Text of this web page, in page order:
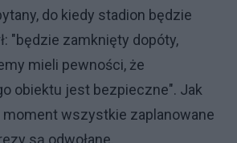
do kiedy stadion będzie
"będzie zamknięty dopóty,
mieli pewności, że
obiektu jest bezpieczne". Jak
moment wszystkie zaplanowane
są odwołane.